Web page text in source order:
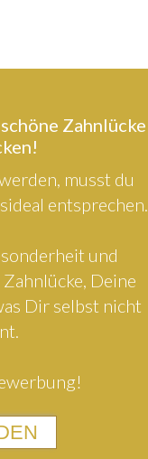
Zahnlücke
musst du
entsprechen.
und
Deine
Dir selbst nicht